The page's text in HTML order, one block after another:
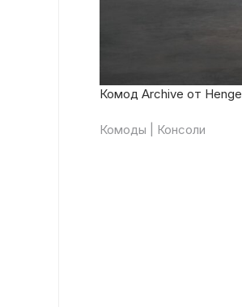
Комод Archive от Henge
Комоды | Консоли